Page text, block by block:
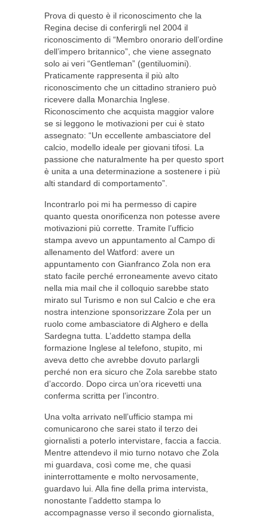
Prova di questo è il riconoscimento che la
Regina decise di conferirgli nel 2004 il
riconoscimento di “Membro onorario dell’ordine
dell’impero britannico”, che viene assegnato
solo ai veri “Gentleman” (gentiluomini).
Praticamente rappresenta il più alto
riconoscimento che un cittadino straniero può
ricevere dalla Monarchia Inglese.
Riconoscimento che acquista maggior valore
se si leggono le motivazioni per cui è stato
assegnato: “Un eccellente ambasciatore del
calcio, modello ideale per giovani tifosi. La
passione che naturalmente ha per questo sport
è unita a una determinazione a sostenere i più
alti standard di comportamento”.
Incontrarlo poi mi ha permesso di capire
quanto questa onorificenza non potesse avere
motivazioni più corrette. Tramite l’ufficio
stampa avevo un appuntamento al Campo di
allenamento del Watford: avere un
appuntamento con Gianfranco Zola non era
stato facile perché erroneamente avevo citato
nella mia mail che il colloquio sarebbe stato
mirato sul Turismo e non sul Calcio e che era
nostra intenzione sponsorizzare Zola per un
ruolo come ambasciatore di Alghero e della
Sardegna tutta. L’addetto stampa della
formazione Inglese al telefono, stupito, mi
aveva detto che avrebbe dovuto parlargli
perché non era sicuro che Zola sarebbe stato
d’accordo. Dopo circa un’ora ricevetti una
conferma scritta per l’incontro.
Una volta arrivato nell’ufficio stampa mi
comunicarono che sarei stato il terzo dei
giornalisti a poterlo intervistare, faccia a faccia.
Mentre attendevo il mio turno notavo che Zola
mi guardava, così come me, che quasi
ininterrottamente e molto nervosamente,
guardavo lui. Alla fine della prima intervista,
nonostante l’addetto stampa lo
accompagnasse verso il secondo giornalista,